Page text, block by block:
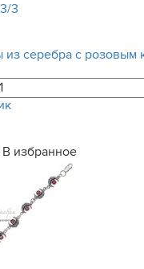
3
из серебра с розовым
В избранное